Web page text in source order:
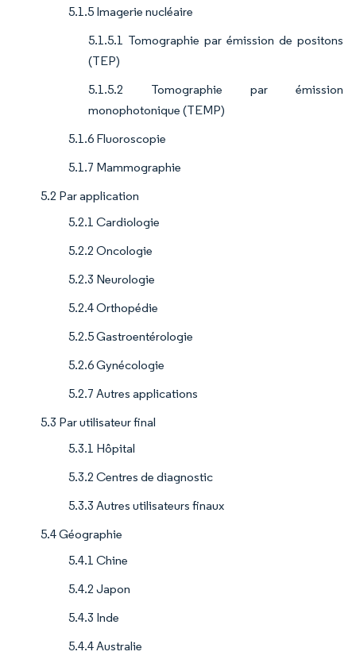
5.1.5 Imagerie nucléaire
5.1.5.1 Tomographie par émission de positons
(TEP)
5.1.5.2 Tomographie par émission
monophotonique (TEMP)
5.1.6 Fluoroscopie
5.1.7 Mammographie
5.2 Par application
5.2.1 Cardiologie
5.2.2 Oncologie
5.2.3 Neurologie
5.2.4 Orthopédie
5.2.5 Gastroentérologie
5.2.6 Gynécologie
5.2.7 Autres applications
5.3 Par utilisateur final
5.3.1 Hôpital
5.3.2 Centres de diagnostic
5.3.3 Autres utilisateurs finaux
5.4 Géographie
5.4.1 Chine
5.4.2 Japon
5.4.3 Inde
5.4.4 Australie